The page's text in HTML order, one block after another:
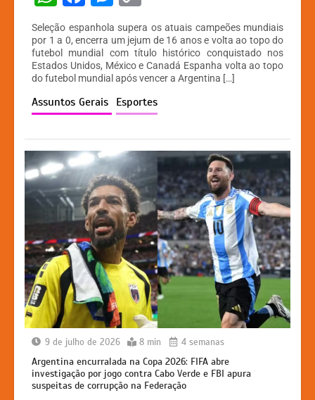
h
at
s
A
p
a
c
e
b
o
k
s
s
e
n
er
p
y
Li
n
Seleção espanhola supera os atuais campeões mundiais
por 1 a 0, encerra um jejum de 16 anos e volta ao topo do
futebol mundial com título histórico conquistado nos
Estados Unidos, México e Canadá Espanha volta ao topo
do futebol mundial após vencer a Argentina […]
Assuntos Gerais Esportes
9 de julho de 2026 8 min 4 semanas
Argentina encurralada na Copa 2026: FIFA abre
investigação por jogo contra Cabo Verde e FBI apura
suspeitas de corrupção na Federação